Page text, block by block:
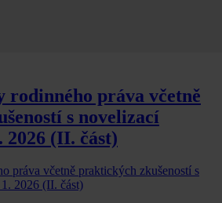
rodinného práva včetně
s novelizací
2026 (II. část)
práva včetně praktických zkušeností s
2026 (II. část)